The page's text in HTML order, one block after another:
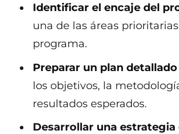
Identificar el encaje del
una de las áreas
programa.
Preparar un plan detallado
los objetivos, la
resultados esperados.
Desarrollar una estrategia